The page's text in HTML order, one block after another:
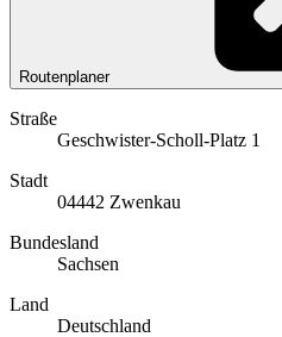
Routenplaner
Straße
Geschwister-Scholl-Platz 1
Stadt
04442 Zwenkau
Bundesland
Sachsen
Land
Deutschland